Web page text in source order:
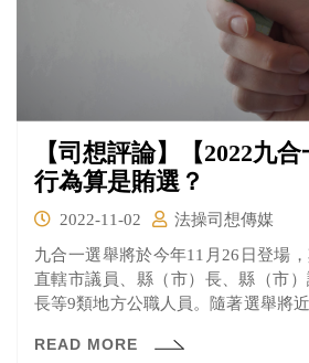
【司想評論】【2022九
行為算是賄選？
2022-11-02
法操司想傳媒
九合一選舉將於今年11月26日登場
直轄市議員、縣（市）長、縣（市）
長等9類地方公職人員。隨著選舉將
禮品、禮金等方式「賄選」，想透過不
READ MORE